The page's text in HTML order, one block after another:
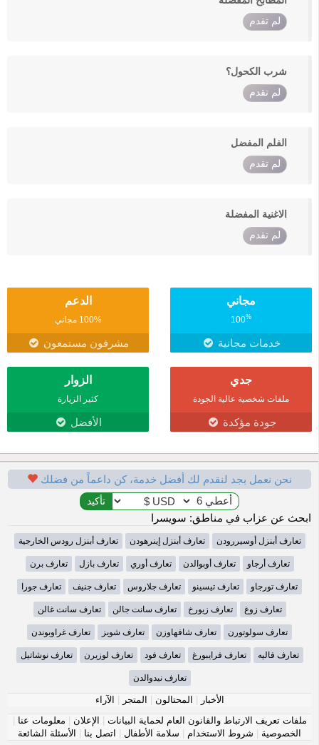
لم تقدم
شرب الكحول؟
لم تقدم
الفلم المفضل
لم تقدم
الاغنية المفضلة
لم تقدم
مجاني
100%
خدمات مجانية
الدعم
100% مجاني
مشرفون مستمعون
جدي
ملفات شخصية عالية الجودة
جودة مؤكدة
الزوار
كثير الزيارة
الأفضل
نحن نعمل بجد لنقدم لك أفضل خدمة، كن داعماً من فضلك
ابحث عن عزاب في مناطق: سويسرا
تعارف أبنزل أوسيررودن تعارف أبنزل إينرهودن تعارف أبنزل رودس الخارجية
تعارف أرجاو تعارف أوبوالدن تعارف أوري تعارف بازل تعارف برن
تعارف تورجاو تعارف تيسينو تعارف جلاروس تعارف جنيف تعارف جورا
تعارف زوغ تعارف زيورخ تعارف سانت جالن تعارف سانت غالن
تعارف سولوتورن تعارف شافهاوزن تعارف شويز تعارف غراوبوندن
تعارف فاليه تعارف فرايبورغ تعارف فود تعارف لوزيرن تعارف نوشاتيل
تعارف نيدوالدن
الأخبار | المحتالون | المتجر | الآراء
ملفات تعريف الارتباط والقانون العام لحماية البيانات | الإعلان | معلومات عنا |
الخصوصية | شروط الاستخدام | سلامة الأطفال | اتصل بنا | الأسئلة الشائعة